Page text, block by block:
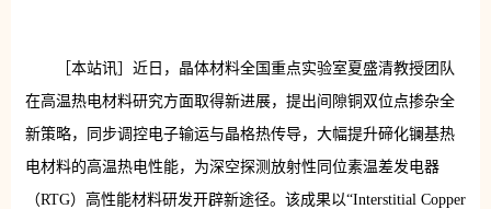
［本站讯］近日，晶体材料全国重点实验室夏盛清教授团队
在高温热电材料研究方面取得新进展，提出间隙铜双位点掺杂全
新策略，同步调控电子输运与晶格热传导，大幅提升碲化镧基热
电材料的高温热电性能，为深空探测放射性同位素温差发电器
（RTG）高性能材料研发开辟新途径。该成果以“Interstitial Copper